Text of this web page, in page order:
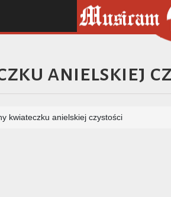
anielskiej
kwiateczku anielskiej czystości